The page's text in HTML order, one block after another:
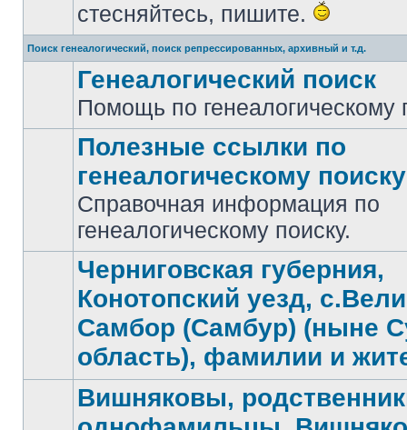
сообщений
стесняйтесь, пишите.
Поиск генеалогический, поиск репрессированных, архивный и т.д.
сообщений
Генеалогический поиск
Помощь по генеалогическому
Нет
непрочитанных
сообщений
Полезные ссылки по
генеалогическому поиску
Справочная информация по
генеалогическому поиску.
Нет
сообщений
Черниговская губерния,
Конотопский уезд,
Самбор (Самбур) (ныне
область), фамилии и
Вишняковы,